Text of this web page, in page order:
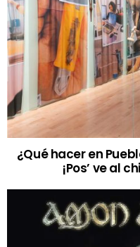
¿Qué hacer en
¡Pos’ ve al